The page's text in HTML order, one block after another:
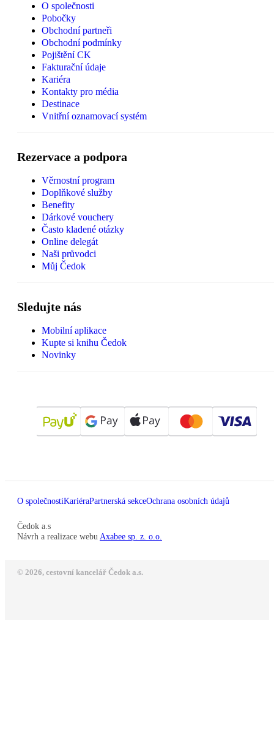
O společnosti
Pobočky
Obchodní partneři
Obchodní podmínky
Pojištění CK
Fakturační údaje
Kariéra
Kontakty pro média
Destinace
Vnitřní oznamovací systém
Rezervace a podpora
Věrnostní program
Doplňkové služby
Benefity
Dárkové vouchery
Často kladené otázky
Online delegát
Naši průvodci
Můj Čedok
Sledujte nás
Mobilní aplikace
Kupte si knihu Čedok
Novinky
O společnostiKariéraPartnerská sekceOchrana osobních údajů
Čedok a.s
Návrh a realizace webu Axabee sp. z. o.o.
© 2026, cestovní kancelář Čedok a.s.